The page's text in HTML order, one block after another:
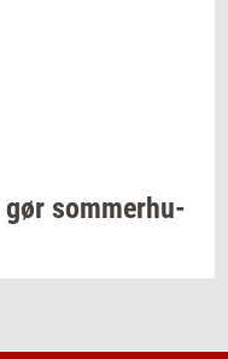
gør som­mer­hu­